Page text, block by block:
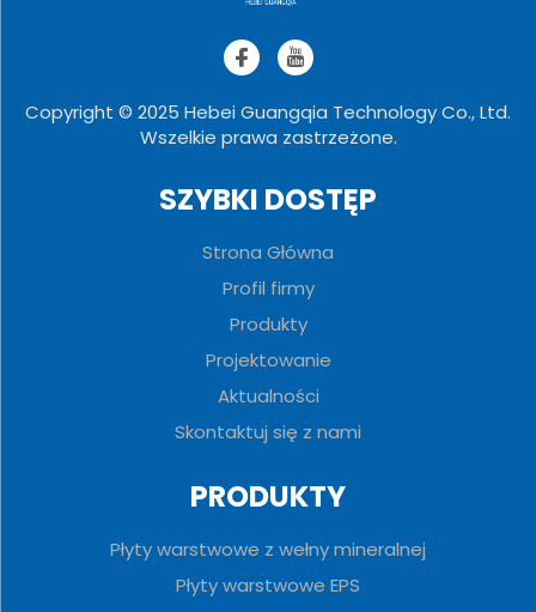
Copyright © 2025 Hebei Guangqia Technology Co., Ltd.
Wszelkie prawa zastrzeżone.
SZYBKI DOSTĘP
Strona Główna
Profil firmy
Produkty
Projektowanie
Aktualności
Skontaktuj się z nami
PRODUKTY
Płyty warstwowe z wełny mineralnej
Płyty warstwowe EPS